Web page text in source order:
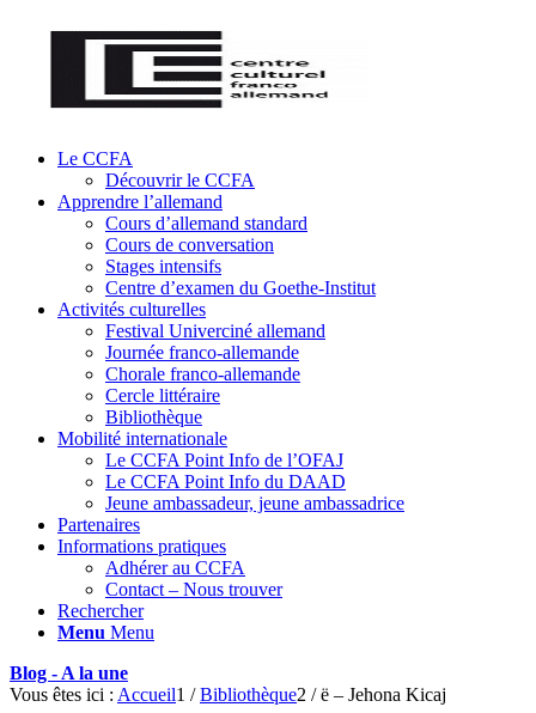
Le CCFA
Découvrir le CCFA
Apprendre l’allemand
Cours d’allemand standard
Cours de conversation
Stages intensifs
Centre d’examen du Goethe-Institut
Activités culturelles
Festival Univerciné allemand
Journée franco-allemande
Chorale franco-allemande
Cercle littéraire
Bibliothèque
Mobilité internationale
Le CCFA Point Info de l’OFAJ
Le CCFA Point Info du DAAD
Jeune ambassadeur, jeune ambassadrice
Partenaires
Informations pratiques
Adhérer au CCFA
Contact – Nous trouver
Rechercher
Menu Menu
Blog - A la une
Vous êtes ici : Accueil1 / Bibliothèque2 / ë – Jehona Kicaj